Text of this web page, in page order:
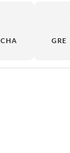
CHA GRE